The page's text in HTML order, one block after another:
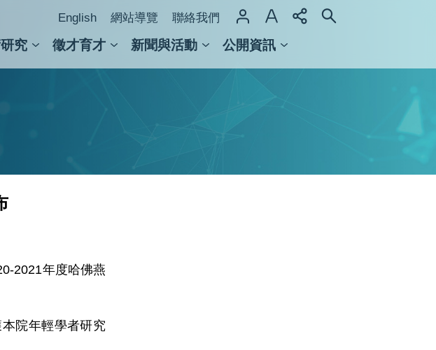
English 網站導覽 聯絡我們
究 徵才育才 新聞與活動 公開資訊
2021年度哈佛燕
院年輕學者研究